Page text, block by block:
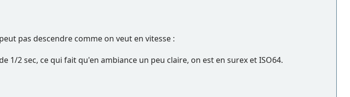
pas descendre comme on veut en vitesse :
1/2 sec, ce qui fait qu'en ambiance un peu claire, on est en surex et ISO64.